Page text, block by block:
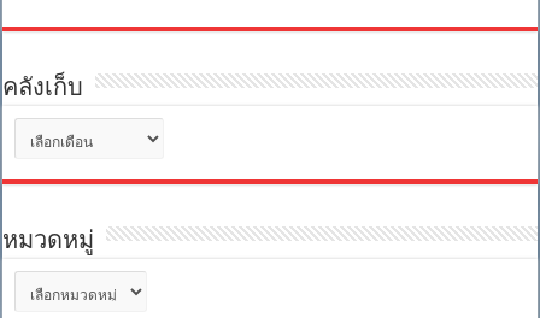
คลังเก็บ
เก็บ
หมวดหมู่
หมู่